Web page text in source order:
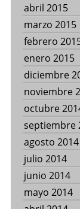
abril 2015
marzo 2015
febrero
enero 2015
diciembre
noviembre
octubre
septiembre
agosto 2014
julio 2014
junio 2014
mayo 2014